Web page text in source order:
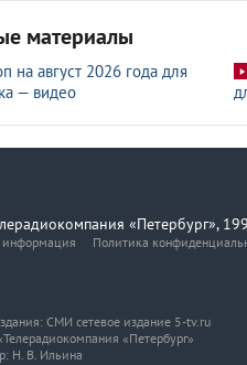
материалы
на август 2026 года для
— видео
«Петербург»,
информация Политика
СМИ сетевое издание 5-tv.ru
«Петербург»
Н. В. Ильина